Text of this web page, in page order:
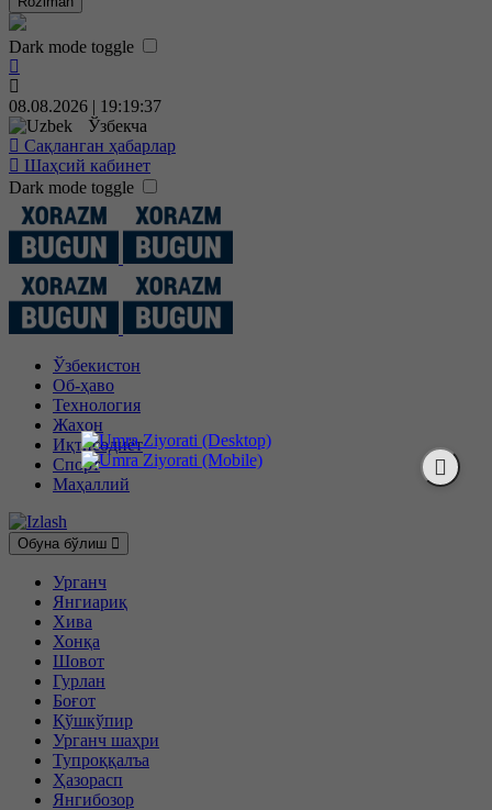
Dark mode toggle
08.08.2026 | 19:19:38
Ўзбекча
Сақланган ҳабарлар
Шаҳсий кабинет
Dark mode toggle
Ўзбекистон
Об-ҳаво
Технология
Жаҳон
Иқтисодиёт
Спорт
Маҳаллий
Обуна бўлиш
Урганч
Янгиариқ
Хива
Хонқа
Шовот
Гурлан
Боғот
Қўшкўпир
Урганч шаҳри
Тупроққалъа
Ҳазорасп
Янгибозор